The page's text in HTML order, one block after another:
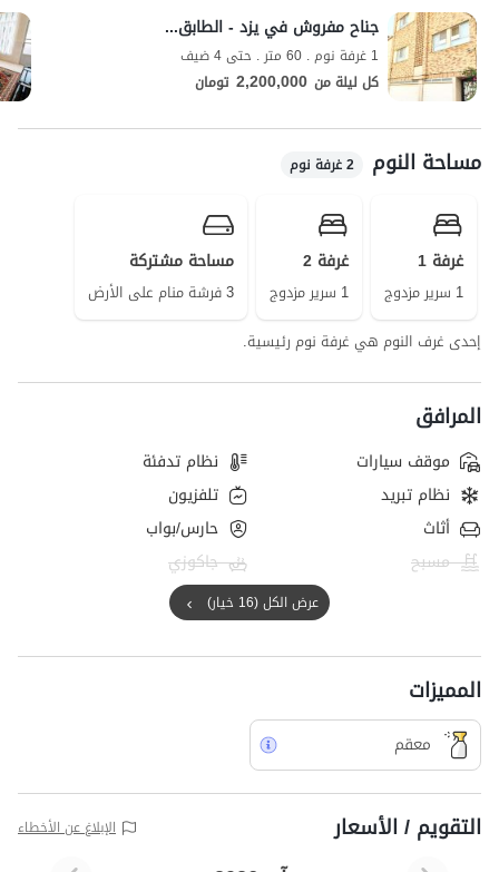
جيدة للمكالمات، والوصول إلى الإنترنت متاح بتقنية 4G.
جناح مفروش في يزد - الطابق الثالث - الوحدة الخامسة
1 غرفة نوم . 60 متر . حتى 4 ضيف
كل ليلة من 2,200,000 تومان
مساحة النوم 2 غرفة نوم
غرفة 1
1 سرير مزدوج
غرفة 2
1 سرير مزدوج
مساحة مشتركة
3 فرشة منام على الأرض
إحدى غرف النوم هي غرفة نوم رئيسية.
المرافق
موقف سيارات
نظام تدفئة
نظام تبريد
تلفزيون
أثاث
حارس/بواب
مسبح
جاكوزي
عرض الكل (16 خيار)
المميزات
معقم
التقويم / الأسعار الإبلاغ عن الأخطاء